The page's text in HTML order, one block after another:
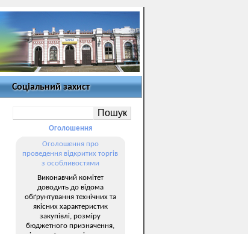
Соціальний захист
Оголошення
Оголошення про
проведення відкритих торгів
з особливостями
Виконавчий комітет
доводить до відома
обґрунтування технічних та
якісних характеристик
закупівлі, розміру
бюджетного призначення,